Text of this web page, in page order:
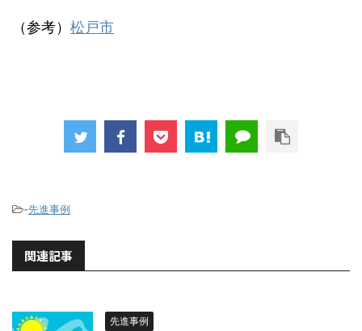
（参考） 松戸市
-先進事例
関連記事
先進事例